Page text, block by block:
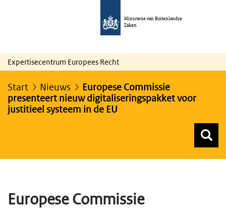
Ministerie van Buitenlandse
Zaken
Expertisecentrum Europees Recht
Start Nieuws
Europese Commissie
presenteert nieuw digitaliseringspakket voor
justitieel systeem in de EU
Europese Commissie